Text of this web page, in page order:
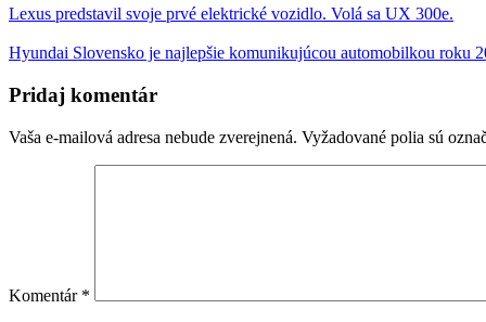
Lexus predstavil svoje prvé elektrické vozidlo. Volá sa UX 300e.
Hyundai Slovensko je najlepšie komunikujúcou automobilkou roku
Pridaj komentár
Vaša e-mailová adresa nebude zverejnená. Vyžadované polia sú
Komentár *